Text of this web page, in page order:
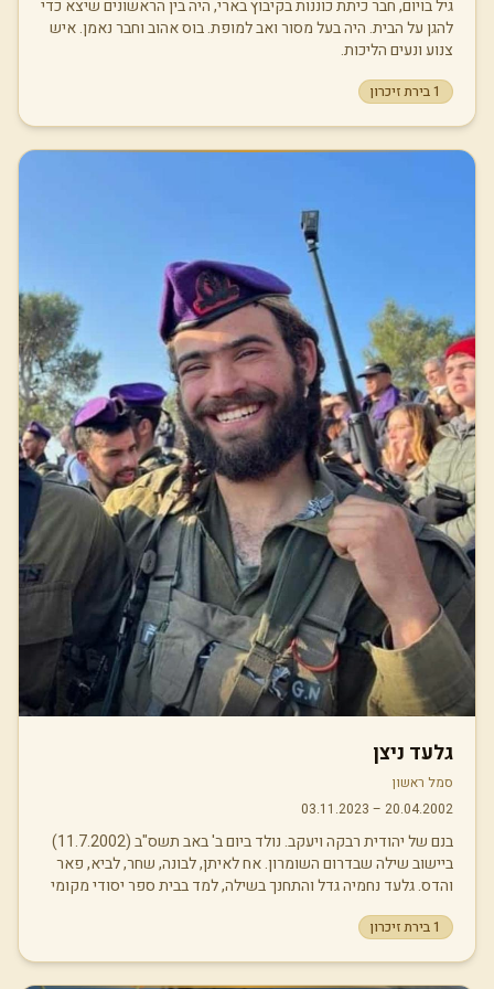
גיל בויום, חבר כיתת כוננות בקיבוץ בארי, היה בין הראשונים שיצא כדי
להגן על הבית. היה בעל מסור ואב למופת. בוס אהוב וחבר נאמן. איש
צנוע ונעים הליכות.
1בירת זיכרון
גלעד ניצן
סמל ראשון
20.04.2002
–
03.11.2023
בנם של יהודית רבקה ויעקב. נולד ביום ב' באב תשס"ב (11.7.2002)
ביישוב שילה שבדרום השומרון. אח לאיתן, לבונה, שחר, לביא, פאר
והדס. גלעד נחמיה גדל והתחנך בשילה, למד בבית ספר יסודי מקומי
1בירת זיכרון